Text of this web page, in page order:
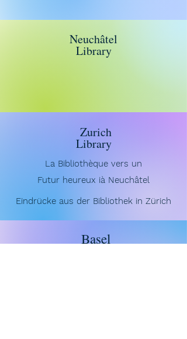
Neuchâtel
Library
Zurich
Library
La Bibliothèque vers un
Futur heureux ià Neuchâtel
Eindrücke aus der Bibliothek in Zürich
Basel